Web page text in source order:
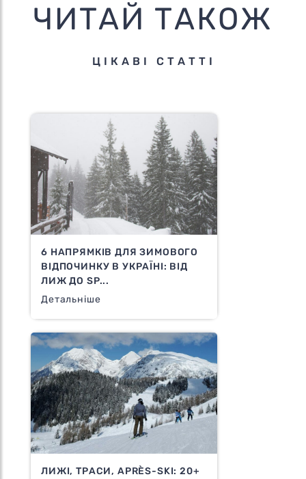
ЧИТАЙ ТАКОЖ
ЦІКАВІ СТАТТІ
6 НАПРЯМКІВ ДЛЯ ЗИМОВОГО
ВІДПОЧИНКУ В УКРАЇНІ: ВІД
ЛИЖ ДО SP...
Детальніше
ЛИЖІ, ТРАСИ, APRÈS-SKI: 20+